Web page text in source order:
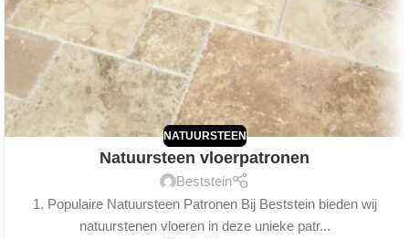
NATUURSTEEN
Natuursteen vloerpatronen
Beststein
1. Populaire Natuursteen Patronen Bij Beststein bieden wij
natuurstenen vloeren in deze unieke patr...